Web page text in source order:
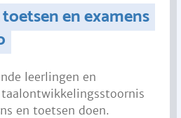
en examens
leerlingen en
taalontwikkelingsstoornis
en toetsen doen.